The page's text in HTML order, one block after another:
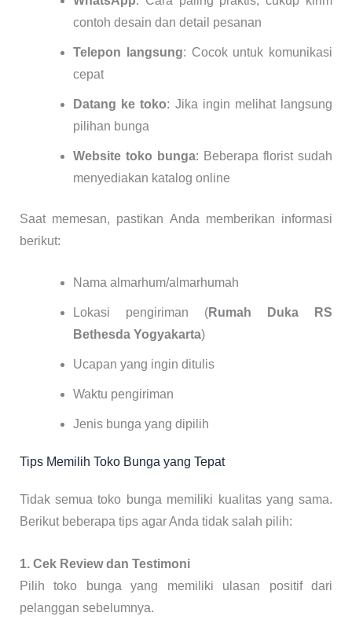
contoh desain dan detail pesanan
Telepon langsung: Cocok untuk komunikasi
cepat
Datang ke toko: Jika ingin melihat langsung
pilihan bunga
Website toko bunga: Beberapa florist sudah
menyediakan katalog online
Saat memesan, pastikan Anda memberikan informasi
berikut:
Nama almarhum/almarhumah
Lokasi pengiriman (Rumah Duka RS
Bethesda Yogyakarta)
Ucapan yang ingin ditulis
Waktu pengiriman
Jenis bunga yang dipilih
Tips Memilih Toko Bunga yang Tepat
Tidak semua toko bunga memiliki kualitas yang sama.
Berikut beberapa tips agar Anda tidak salah pilih:
1. Cek Review dan Testimoni
Pilih toko bunga yang memiliki ulasan positif dari
pelanggan sebelumnya.